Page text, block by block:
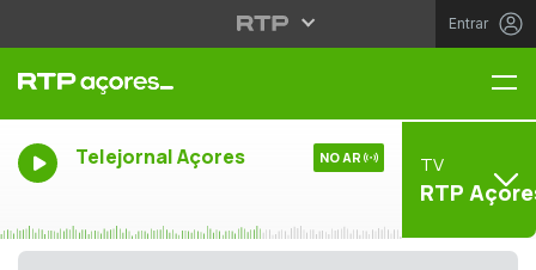
Entrar
Telejornal Açores NO AR TV
RTP